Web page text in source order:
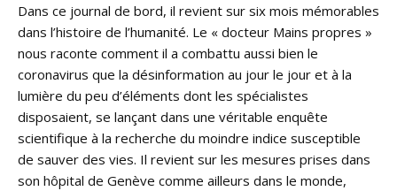
Dans ce journal de bord, il revient sur six mois mémorables
dans l’histoire de l’humanité. Le « docteur Mains propres »
nous raconte comment il a combattu aussi bien le
coronavirus que la désinformation au jour le jour et à la
lumière du peu d’éléments dont les spécialistes
disposaient, se lançant dans une véritable enquête
scientifique à la recherche du moindre indice susceptible
de sauver des vies. Il revient sur les mesures prises dans
son hôpital de Genève comme ailleurs dans le monde,